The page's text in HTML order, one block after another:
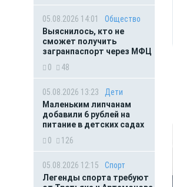
05.08.2026 14:01
Общество
Выяснилось, кто не
сможет получить
загранпаспорт через МФЦ
0
48
05.08.2026 13:23
Дети
Маленьким липчанам
добавили 6 рублей на
питание в детских садах
0
126
05.08.2026 12:15
Спорт
Легенды спорта требуют